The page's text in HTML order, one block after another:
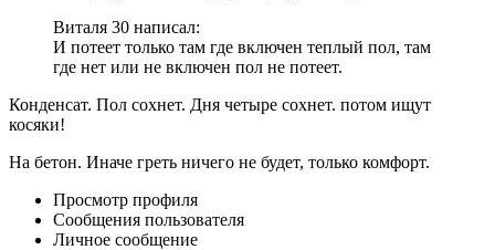
Виталя 30 написал:
И потеет только там где включен теплый пол, там
где нет или не включен пол не потеет.
Конденсат. Пол сохнет. Дня четыре сохнет. потом ищут
косяки!
На бетон. Иначе греть ничего не будет, только комфорт.
Просмотр профиля
Сообщения пользователя
Личное сообщение